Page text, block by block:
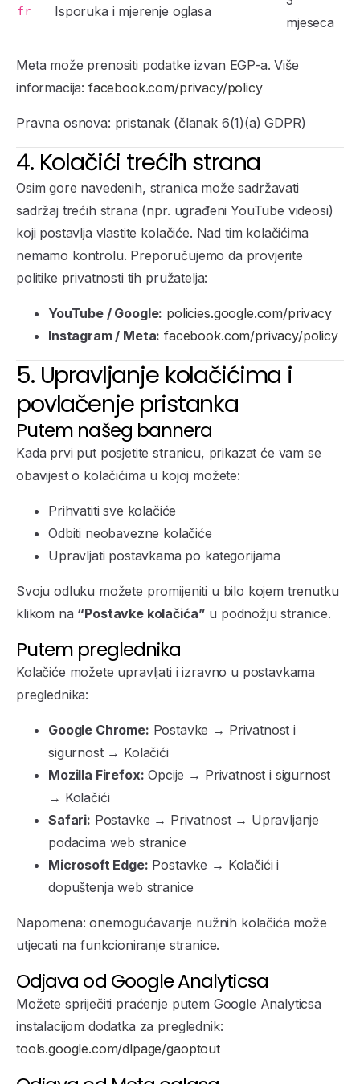
fr Isporuka i mjerenje oglasa
mjeseca
Meta može prenositi podatke izvan EGP-a. Više
informacija: facebook.com/privacy/policy
Pravna osnova: pristanak (članak 6(1)(a) GDPR)
4. Kolačići trećih strana
Osim gore navedenih, stranica može sadržavati
sadržaj trećih strana (npr. ugrađeni YouTube videosi)
koji postavlja vlastite kolačiće. Nad tim kolačićima
nemamo kontrolu. Preporučujemo da provjerite
politike privatnosti tih pružatelja:
YouTube / Google: policies.google.com/privacy
Instagram / Meta: facebook.com/privacy/policy
5. Upravljanje kolačićima i
povlačenje pristanka
Putem našeg bannera
Kada prvi put posjetite stranicu, prikazat će vam se
obavijest o kolačićima u kojoj možete:
Prihvatiti sve kolačiće
Odbiti neobavezne kolačiće
Upravljati postavkama po kategorijama
Svoju odluku možete promijeniti u bilo kojem trenutku
klikom na “Postavke kolačića” u podnožju stranice.
Putem preglednika
Kolačiće možete upravljati i izravno u postavkama
preglednika:
Google Chrome: Postavke → Privatnost i
sigurnost → Kolačići
Mozilla Firefox: Opcije → Privatnost i sigurnost
→ Kolačići
Safari: Postavke → Privatnost → Upravljanje
podacima web stranice
Microsoft Edge: Postavke → Kolačići i
dopuštenja web stranice
Napomena: onemogućavanje nužnih kolačića može
utjecati na funkcioniranje stranice.
Odjava od Google Analyticsa
Možete spriječiti praćenje putem Google Analyticsa
instalacijom dodatka za preglednik:
tools.google.com/dlpage/gaoptout